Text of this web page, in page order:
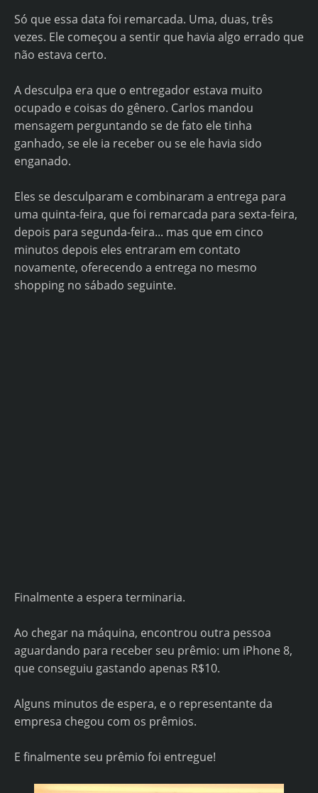
Só que essa data foi remarcada. Uma, duas, três
vezes. Ele começou a sentir que havia algo errado que
não estava certo.
A desculpa era que o entregador estava muito
ocupado e coisas do gênero. Carlos mandou
mensagem perguntando se de fato ele tinha
ganhado, se ele ia receber ou se ele havia sido
enganado.
Eles se desculparam e combinaram a entrega para
uma quinta-feira, que foi remarcada para sexta-feira,
depois para segunda-feira... mas que em cinco
minutos depois eles entraram em contato
novamente, oferecendo a entrega no mesmo
shopping no sábado seguinte.
Finalmente a espera terminaria.
Ao chegar na máquina, encontrou outra pessoa
aguardando para receber seu prêmio: um iPhone 8,
que conseguiu gastando apenas R$10.
Alguns minutos de espera, e o representante da
empresa chegou com os prêmios.
E finalmente seu prêmio foi entregue!